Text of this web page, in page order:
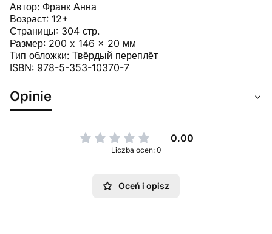
Автор: Франк Анна
Возраст: 12+
Страницы: 304 стр.
Размер: 200 x 146 x 20 мм
Тип обложки: Твёрдый переплёт
ISBN: 978-5-353-10370-7
Opinie
0.00
Liczba ocen: 0
Oceń i opisz